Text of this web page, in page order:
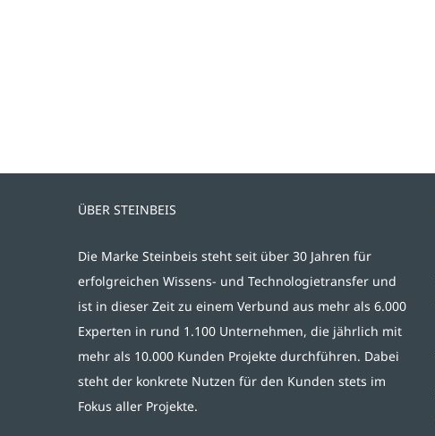
ÜBER STEINBEIS
Die Marke Steinbeis steht seit über 30 Jahren für
erfolgreichen Wissens- und Technologietransfer und
ist in dieser Zeit zu einem Verbund aus mehr als 6.000
Experten in rund 1.100 Unternehmen, die jährlich mit
mehr als 10.000 Kunden Projekte durchführen. Dabei
steht der konkrete Nutzen für den Kunden stets im
Fokus aller Projekte.